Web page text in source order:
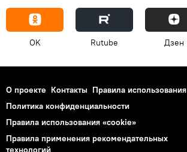
OK Rutube Дзен
О проекте Контакты Правила использования
Политика конфиденциальности
Правила использования «cookie»
Правила применения рекомендательных
технологий